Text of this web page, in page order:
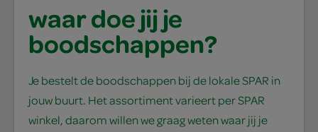
waar doe jij je
boodschappen?
Je bestelt de boodschappen bij de lokale SPAR in
jouw buurt. Het assortiment varieert per SPAR
winkel, daarom willen we graag weten waar jij je